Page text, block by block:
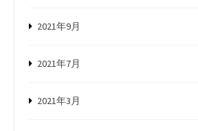
2021年9月
2021年7月
2021年3月